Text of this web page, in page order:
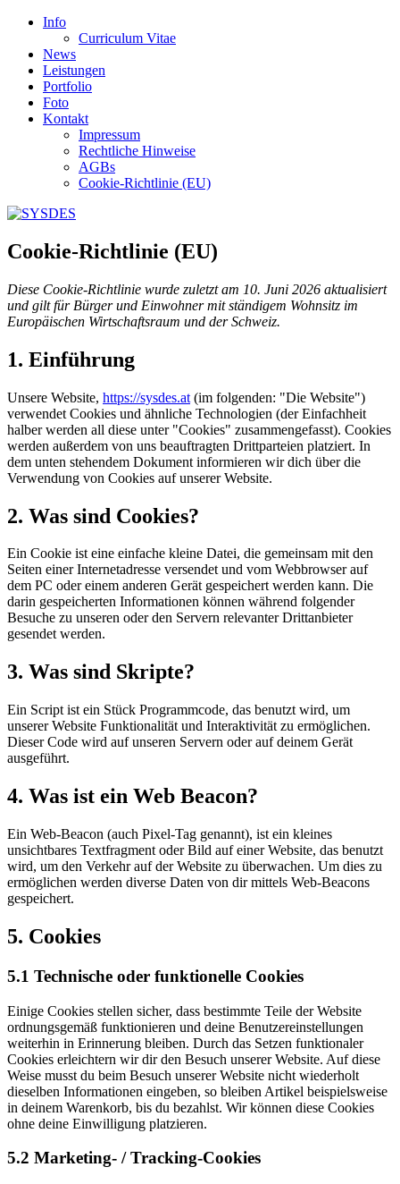
Info
Curriculum Vitae
News
Leistungen
Portfolio
Foto
Kontakt
Impressum
Rechtliche Hinweise
AGBs
Cookie-Richtlinie (EU)
Cookie-Richtlinie (EU)
Diese Cookie-Richtlinie wurde zuletzt am 10. Juni 2026 aktualisiert
und gilt für Bürger und Einwohner mit ständigem Wohnsitz im
Europäischen Wirtschaftsraum und der Schweiz.
1. Einführung
Unsere Website, https://sysdes.at (im folgenden: "Die Website")
verwendet Cookies und ähnliche Technologien (der Einfachheit
halber werden all diese unter "Cookies" zusammengefasst). Cookies
werden außerdem von uns beauftragten Drittparteien platziert. In
dem unten stehendem Dokument informieren wir dich über die
Verwendung von Cookies auf unserer Website.
2. Was sind Cookies?
Ein Cookie ist eine einfache kleine Datei, die gemeinsam mit den
Seiten einer Internetadresse versendet und vom Webbrowser auf
dem PC oder einem anderen Gerät gespeichert werden kann. Die
darin gespeicherten Informationen können während folgender
Besuche zu unseren oder den Servern relevanter Drittanbieter
gesendet werden.
3. Was sind Skripte?
Ein Script ist ein Stück Programmcode, das benutzt wird, um
unserer Website Funktionalität und Interaktivität zu ermöglichen.
Dieser Code wird auf unseren Servern oder auf deinem Gerät
ausgeführt.
4. Was ist ein Web Beacon?
Ein Web-Beacon (auch Pixel-Tag genannt), ist ein kleines
unsichtbares Textfragment oder Bild auf einer Website, das benutzt
wird, um den Verkehr auf der Website zu überwachen. Um dies zu
ermöglichen werden diverse Daten von dir mittels Web-Beacons
gespeichert.
5. Cookies
5.1 Technische oder funktionelle Cookies
Einige Cookies stellen sicher, dass bestimmte Teile der Website
ordnungsgemäß funktionieren und deine Benutzereinstellungen
weiterhin in Erinnerung bleiben. Durch das Setzen funktionaler
Cookies erleichtern wir dir den Besuch unserer Website. Auf diese
Weise musst du beim Besuch unserer Website nicht wiederholt
dieselben Informationen eingeben, so bleiben Artikel beispielsweise
in deinem Warenkorb, bis du bezahlst. Wir können diese Cookies
ohne deine Einwilligung platzieren.
5.2 Marketing- / Tracking-Cookies